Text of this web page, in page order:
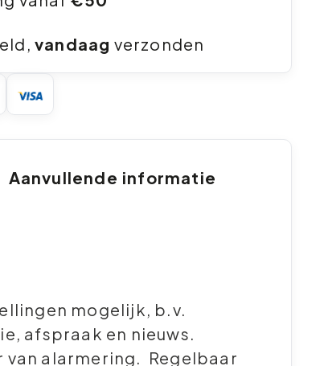
vandaag verzonden
Aanvullende informatie
mogelijk, b.v.
afspraak en nieuws.
van alarmering. Regelbaar